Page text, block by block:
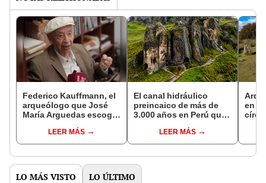
Federico Kauffmann, el
arqueólogo que José
María Arguedas escogió
viaje: 'Los peruanos
somos menos amables
LEER MÁS
El canal hidráulico
preincaico de más de
3.000 años en Perú que
científicos por su
posible conexión entre
LEER MÁS
en
LO MÁS VISTO LO ÚLTIMO